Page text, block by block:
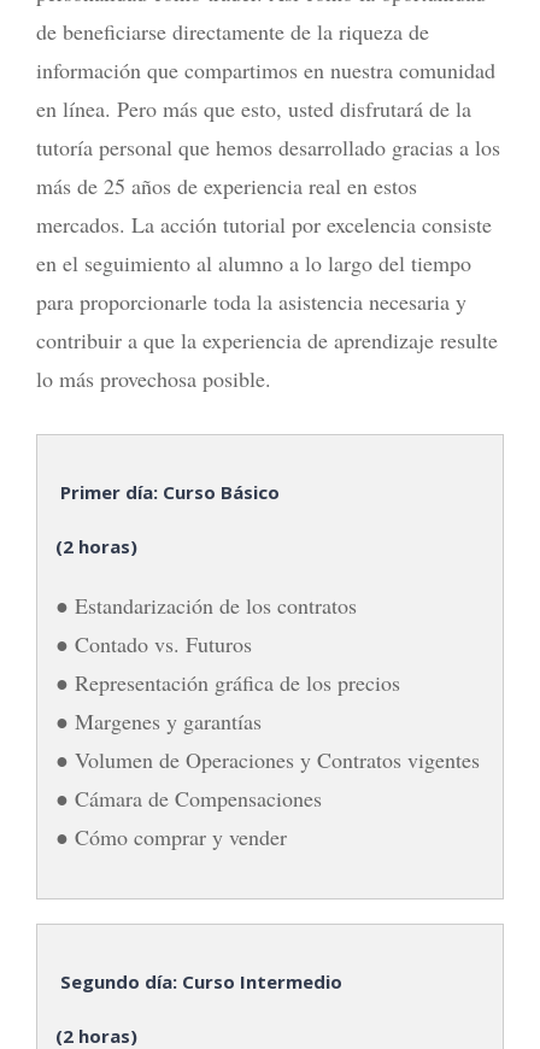
de beneficiarse directamente de la riqueza de
información que compartimos en nuestra comunidad
en línea. Pero más que esto, usted disfrutará de la
tutoría personal que hemos desarrollado gracias a los
más de 25 años de experiencia real en estos
mercados. La acción tutorial por excelencia consiste
en el seguimiento al alumno a lo largo del tiempo
para proporcionarle toda la asistencia necesaria y
contribuir a que la experiencia de aprendizaje resulte
lo más provechosa posible.
Primer día: Curso Básico
(2 horas)
● Estandarización de los contratos
● Contado vs. Futuros
● Representación gráfica de los precios
● Margenes y garantías
● Volumen de Operaciones y Contratos vigentes
● Cámara de Compensaciones
● Cómo comprar y vender
Segundo día: Curso Intermedio
(2 horas)